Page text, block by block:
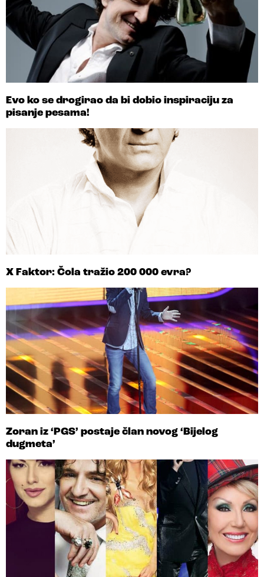
Evo ko se drogirao da bi dobio inspiraciju za
pisanje pesama!
X Faktor: Čola tražio 200 000 evra?
Zoran iz ‘PGS’ postaje član novog ‘Bijelog
dugmeta’